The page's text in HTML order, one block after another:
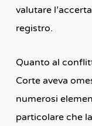
valutare
registro.
Quanto al
Corte aveva
numerosi
particolare che